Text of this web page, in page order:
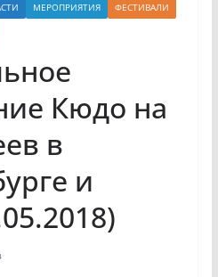
МЕРОПРИЯТИЯ
ФЕСТИВАЛИ
Кюдо на
в
и